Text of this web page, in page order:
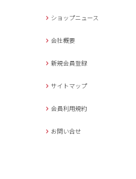
ショップニュース
会社概要
新規会員登録
サイトマップ
会員利用規約
お問い合せ